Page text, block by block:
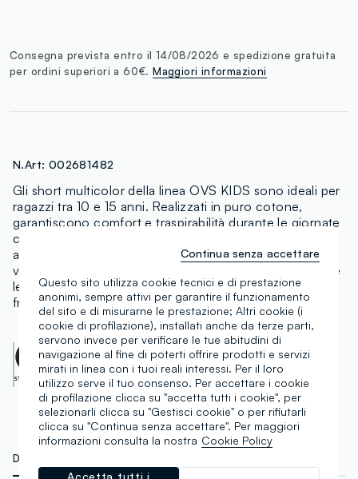
Consegna prevista entro il 14/08/2026 e spedizione gratuita
per ordini superiori a 60€.Maggiori informazioni
N.Art: 002681482
Gli short multicolor della linea OVS KIDS sono ideali per
ragazzi tra 10 e 15 anni. Realizzati in puro cotone,
garantiscono comfort e traspirabilità durante le giornate
calde. Il design vivace stampato aggiunge un tocco di
allegria al guardaroba. La vita elasticizzata assicura una
vestibilità regular, accompagnando chi li indossa in tutte
le loro attività estive. Scegli questi short per un look
fresco e funzionale.
OEKO-TEX class I
CENTROCOT:
0906991.O
Scopri di più
DETTAGLI TECNICI
Questo sito utilizza cookie tecnici e di prestazione
anonimi, sempre attivi per garantire il funzionamento
del sito e di misurarne le prestazione; Altri cookie (i
cookie di profilazione), installati anche da terze parti,
servono invece per verificare le tue abitudini di
navigazione al fine di poterti offrire prodotti e servizi
mirati in linea con i tuoi reali interessi. Per il loro
utilizzo serve il tuo consenso. Per accettare i cookie
di profilazione clicca su "accetta tutti i cookie", per
selezionarli clicca su "Gestisci cookie" o per rifiutarli
clicca su "Continua senza accettare". Per maggiori
informazioni consulta la nostra Cookie Policy
Accetta tutti i
Continua senza accettare